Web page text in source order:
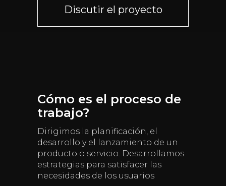
Discutir el proyecto
Dirigimos la planificación, el
desarrollo y el lanzamiento de un
producto o servicio. Desarrollamos
estrategias para satisfacer las
necesidades de los usuarios
Cómo es el proceso de
trabajo?